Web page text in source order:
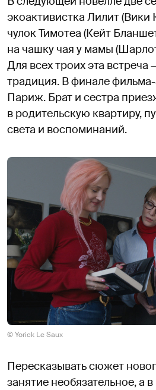
экоактивистка Лилит (Вики
чулок Тимотеа (Кейт
на чашку чая у мамы
Для всех троих эта встреча
традиция. В финале
Париж. Брат и сестра
в родительскую квартиру,
света и воспоминаний.
© Yorick Le Saux
Пересказывать сюжет
занятие необязательное, а